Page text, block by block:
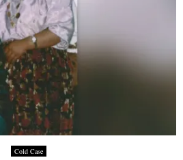
Cold Case